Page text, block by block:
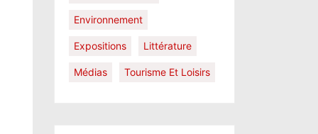
Environnement
Expositions Littérature
Médias Tourisme Et Loisirs